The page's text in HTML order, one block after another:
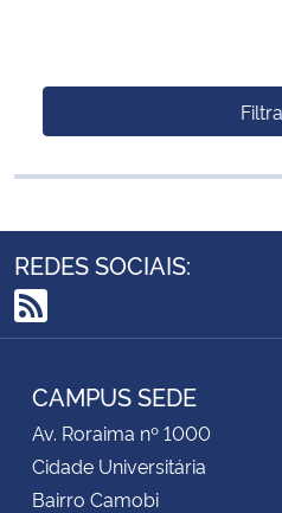
REDES SOCIAIS:
RSS
CAMPUS SEDE
Av. Roraima nº 1000
Cidade Universitária
Bairro Camobi